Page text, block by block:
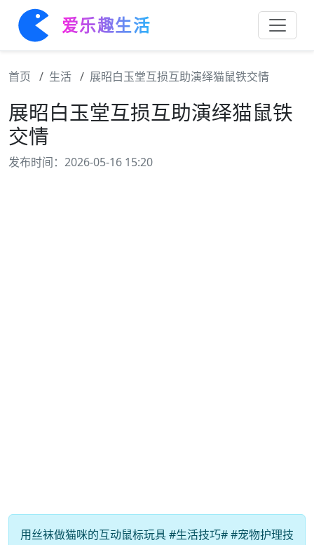
爱乐趣生活
首页 生活 展昭白玉堂互损互助演绎猫鼠铁交情
展昭白玉堂互损互助演绎猫鼠铁
交情
发布时间：2026-05-16 15:20
用丝袜做猫咪的互动鼠标玩具 #生活技巧# #宠物护理技